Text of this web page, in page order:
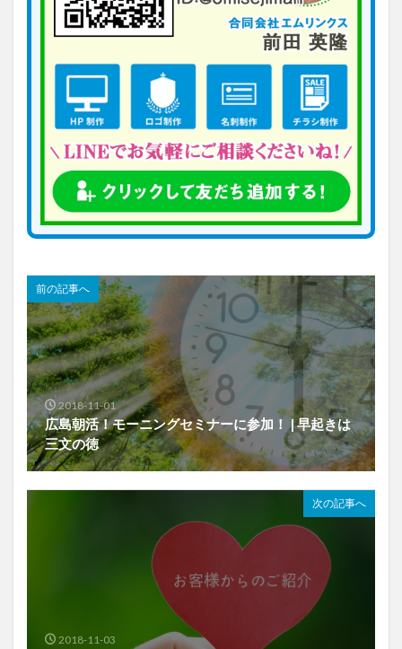
前の記事へ
2018-11-01
広島朝活！モーニングセミナーに参加！ | 早起きは
三文の徳
次の記事へ
2018-11-03